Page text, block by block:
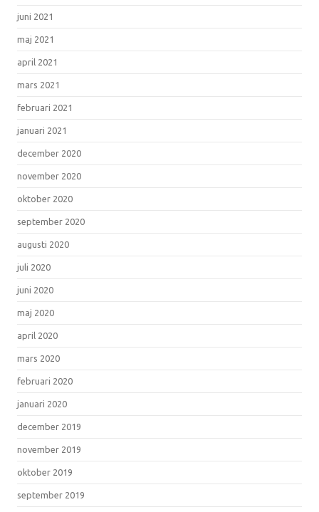
juni 2021
maj 2021
april 2021
mars 2021
februari 2021
januari 2021
december 2020
november 2020
oktober 2020
september 2020
augusti 2020
juli 2020
juni 2020
maj 2020
april 2020
mars 2020
februari 2020
januari 2020
december 2019
november 2019
oktober 2019
september 2019